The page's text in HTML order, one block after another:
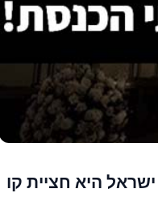
היא חציית קו